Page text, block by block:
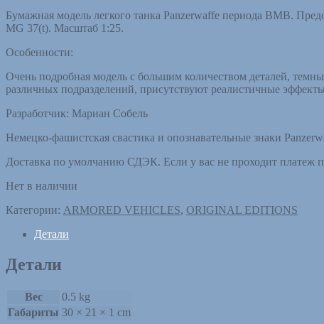
Бумажная модель легкого танка Panzerwaffe периода ВМВ.
МG 37(t). Масштаб 1:25.
Особенности:
Очень подробная модель с большим количеством деталей,
различных подразделений, присутствуют реалистичные
Разработчик: Мариан Собель
Немецко-фашистская свастика и опознавательные знаки
Доставка по умолчанию СДЭК. Если у вас не проходит платеж
Нет в наличии
Категории: ARMORED VEHICLES, ORIGINAL EDITIONS
Детали
Детали
Вес
0.5 kg
Габариты 30 × 21 × 1 cm